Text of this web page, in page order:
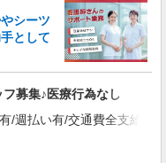
れいな病院で車いす誘導
円 ＜日払い有/週払い有/交
含む)＞
シーツ
として
募集♪医療行為なし
週払い有/交通費全支給(ガ